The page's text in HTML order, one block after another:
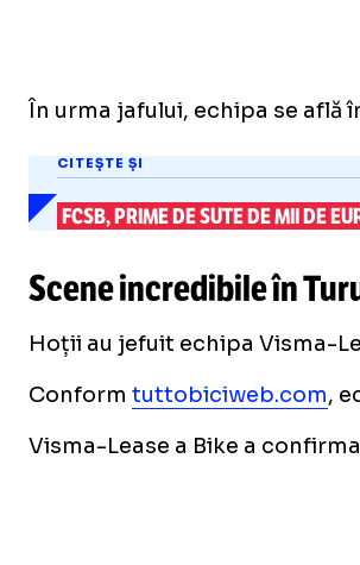
În urma jafului, echipa se
CITEȘTE ȘI
FCSB, PRIME DE SUTE DE MII DE
Scene incredibile în
Hoții au jefuit echipa Visma-
Conform tuttobiciweb.com,
Visma-Lease a Bike a